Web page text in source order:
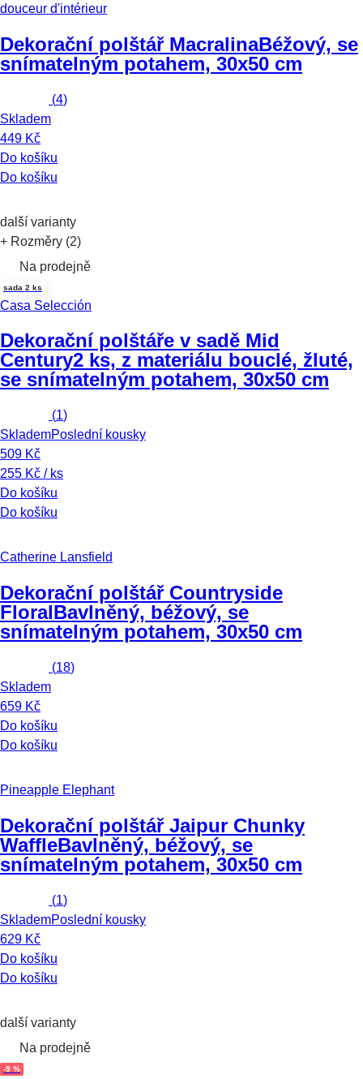
douceur d'intérieur
Dekorační polštář MacralinaBéžový, se
snímatelným potahem, 30x50 cm
(4)
Skladem
449 Kč
Do košíku
Do košíku
další varianty
+ Rozměry (2)
Na prodejně
sada 2 ks
Casa Selección
Dekorační polštáře v sadě Mid
Century2 ks, z materiálu bouclé, žluté,
se snímatelným potahem, 30x50 cm
(1)
SklademPoslední kousky
509 Kč
255 Kč / ks
Do košíku
Do košíku
Catherine Lansfield
Dekorační polštář Countryside
FloralBavlněný, béžový, se
snímatelným potahem, 30x50 cm
(18)
Skladem
659 Kč
Do košíku
Do košíku
Pineapple Elephant
Dekorační polštář Jaipur Chunky
WaffleBavlněný, béžový, se
snímatelným potahem, 30x50 cm
(1)
SklademPoslední kousky
629 Kč
Do košíku
Do košíku
další varianty
Na prodejně
-9 %